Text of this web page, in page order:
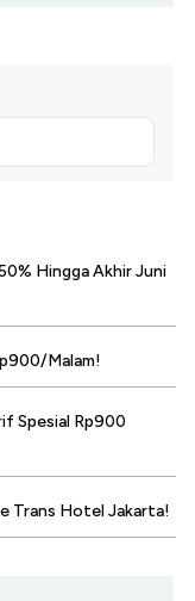
Hingga Akhir Juni
Malam!
Spesial Rp900
Trans Hotel Jakarta!